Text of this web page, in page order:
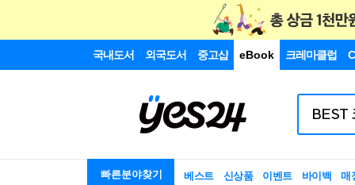
국내도서 외국도서 중고샵 eBook 크레마클럽
빠른분야찾기 베스트 신상품 이벤트 바이백 매